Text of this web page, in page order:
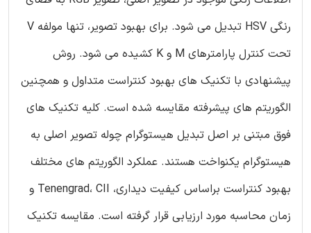
رنگی HSV تبدیل می شود. برای بهبود تصویر، تنها مولفه V
تحت کنترل پارامترهای M و K کشیده می شود. روش
پیشنهادی با تکنیک های بهبود کنتراست متداول و همچنین
الگوریتم های پیشرفته مقایسه شده است. کلیه تکنیک های
فوق مبتنی بر اصل تبدیل هیستوگرام چوله تصویر اصلی به
هیستوگرام یکنواخت هستند. عملکرد الگوریتم های مختلف
بهبود کنتراست براساس کیفیت دیداری، Tenengrad، CII و
زمان محاسبه مورد ارزیابی قرار گرفته است. مقایسه تکنیک